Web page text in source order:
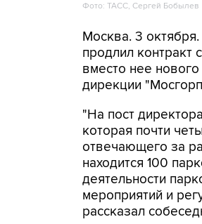
Фото: ТАСС, Сергей Бобылев
Москва. 3
продлил
вместо нее
дирекции
"На пост
которая почти
отвечающего за
находится 100
деятельности
мероприятий и
рассказал